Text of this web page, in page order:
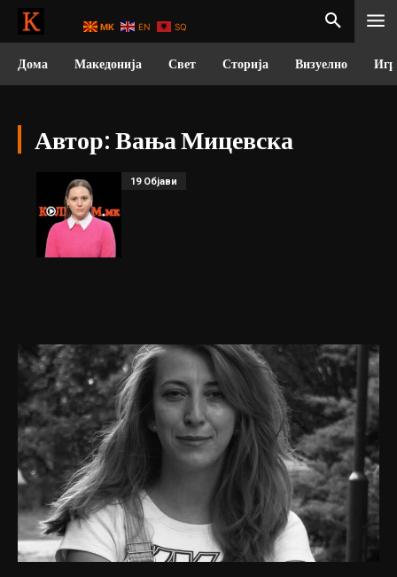
Дома Македонија Свет Сторија Визуелно
Автор: Вања Мицевска
19 Објави
MK EN SQ